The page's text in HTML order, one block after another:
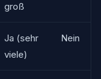
groß
Ja (sehr
viele)
Nein